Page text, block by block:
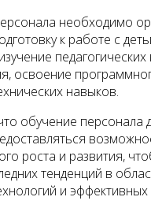
необходимо
к работе с
педагогических
освоение
навыков.
обучение персонала
роста и развития,
тенденций в
и эффективных